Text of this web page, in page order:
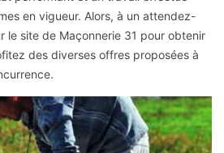
en vigueur. Alors, à un attendez-
le site de Maçonnerie 31 pour obtenir
des diverses offres proposées à